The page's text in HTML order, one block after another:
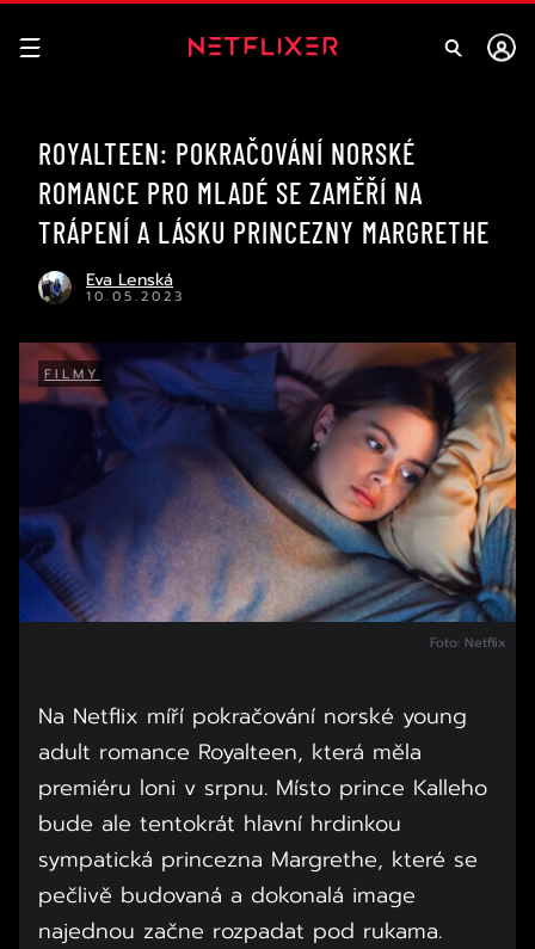
ROYALTEEN: POKRAČOVÁNÍ NORSKÉ
ROMANCE PRO MLADÉ SE ZAMĚŘÍ NA
TRÁPENÍ A LÁSKU PRINCEZNY MARGRETHE
Eva Lenská
10.05.2023
FILMY
Foto: Netflix
Na Netflix míří pokračování norské young
adult romance Royalteen, která měla
premiéru loni v srpnu. Místo prince Kalleho
bude ale tentokrát hlavní hrdinkou
sympatická princezna Margrethe, které se
pečlivě budovaná a dokonalá image
najednou začne rozpadat pod rukama.